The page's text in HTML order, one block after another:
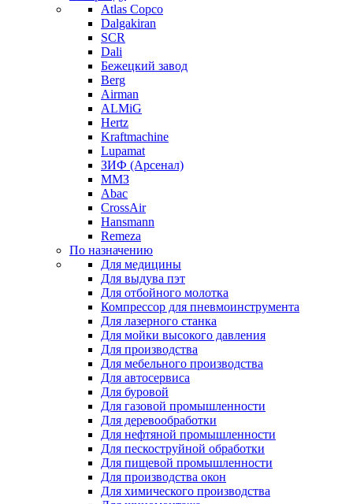
Atlas Copco
Dalgakiran
SCR
Dali
Бежецкий завод
Berg
Airman
ALMiG
Hertz
Kraftmachine
Lupamat
ЗИФ (Арсенал)
ММЗ
Abac
CrossAir
Hansmann
Remeza
По назначению
Для медицины
Для выдува пэт
Для отбойного молотка
Компрессор для пневмоинструмента
Для лазерного станка
Для мойки высокого давления
Для производства
Для мебельного производства
Для автосервиса
Для буровой
Для газовой промышленности
Для деревообработки
Для нефтяной промышленности
Для пескоструйной обработки
Для пищевой промышленности
Для производства окон
Для химического производства